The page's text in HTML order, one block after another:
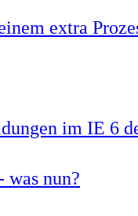
extra
im IE 6
was nun?